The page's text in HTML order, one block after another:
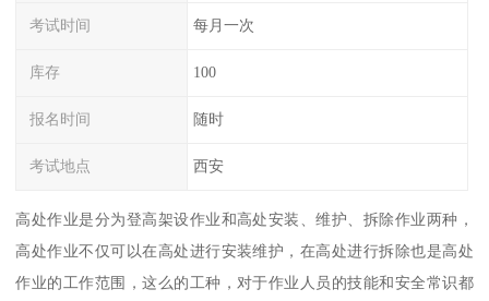
考试时间 每月一次
库存 100
报名时间 随时
考试地点 西安
高处作业是分为登高架设作业和高处安装、维护、拆除作业两种，
高处作业不仅可以在高处进行安装维护，在高处进行拆除也是高处
作业的工作范围，这么的工种，对于作业人员的技能和安全常识都